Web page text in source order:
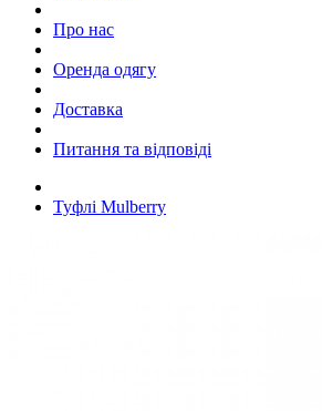
Про нас
Оренда одягу
Доставка
Питання та відповіді
Туфлі Mulberry